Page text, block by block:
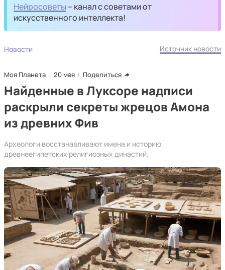
Нейросоветы – канал с советами от
искусственного интеллекта!
Новости Источник новости
Моя Планета 20 мая Поделиться
Найденные в Луксоре надписи
раскрыли секреты жрецов Амона
из древних Фив
Археологи восстанавливают имена и историю
древнеегипетских религиозных династий.